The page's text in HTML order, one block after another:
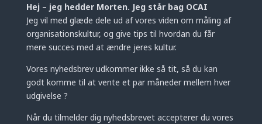
Hej – jeg hedder Morten. Jeg står bag OCAI
Jeg vil med glæde dele ud af vores viden om måling af
organisationskultur, og give tips til hvordan du får
mere succes med at ændre jeres kultur.
Vores nyhedsbrev udkommer ikke så tit, så du kan
godt komme til at vente et par måneder mellem hver
udgivelse ?
Når du tilmelder dig nyhedsbrevet accepterer du vores